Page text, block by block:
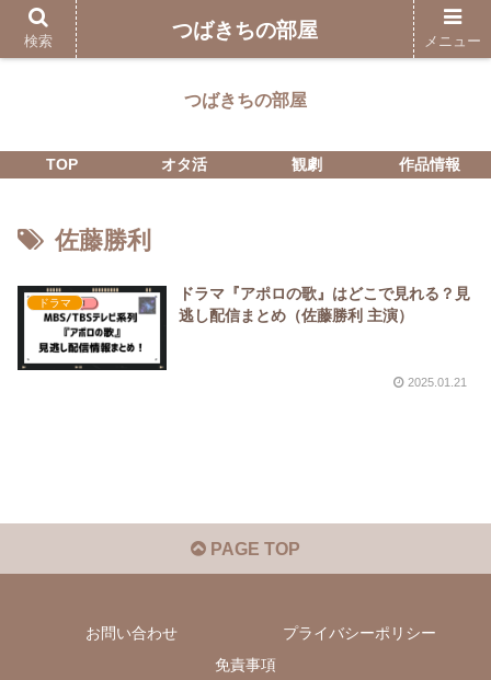
つばきちの部屋
TOP オタ活 観劇 作品情報
佐藤勝利
ドラマ
ドラマ『アポロの歌』はどこで見れる？見
逃し配信まとめ（佐藤勝利 主演）
2025.01.21
PAGE TOP
お問い合わせ
プライバシーポリシー
免責事項
検索 つばきちの部屋 メニュー